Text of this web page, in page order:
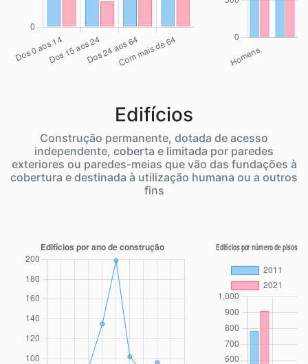
Edifícios
Construção permanente, dotada de acesso
independente, coberta e limitada por paredes
exteriores ou paredes-meias que vão das fundações à
cobertura e destinada à utilização humana ou a outros
fins